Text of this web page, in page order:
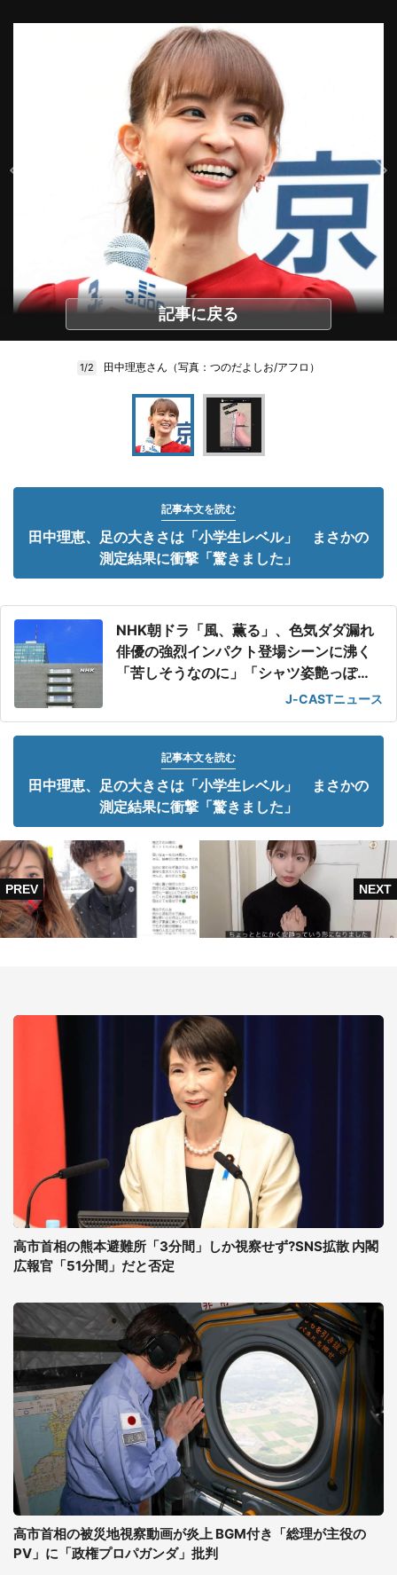
記事に戻る
1/2 田中理恵さん（写真：つのだよしお/アフロ）
記事本文を読む
田中理恵、足の大きさは「小学生レベル」 まさかの
測定結果に衝撃「驚きました」
NHK朝ドラ「風、薫る」、色気ダダ漏れ
俳優の強烈インパクト登場シーンに沸く
「苦しそうなのに」「シャツ姿艶っぽ
J-CASTニュース
記事本文を読む
田中理恵、足の大きさは「小学生レベル」 まさかの
測定結果に衝撃「驚きました」
高市首相の熊本避難所「3分間」しか視察せず?SNS拡散 内閣
広報官「51分間」だと否定
高市首相の被災地視察動画が炎上 BGM付き「総理が主役の
PV」に「政権プロパガンダ」批判